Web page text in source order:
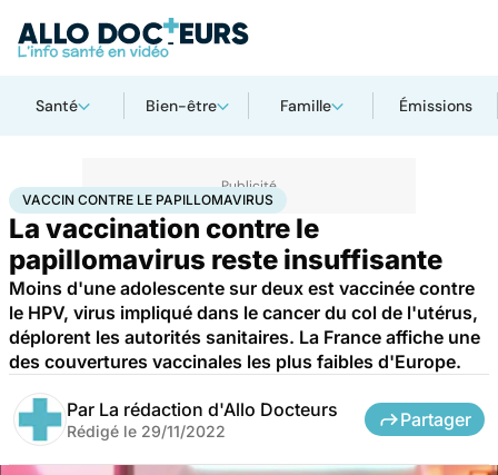
Santé Bien-être Famille Émissions
AccueilSantéMaladiesCancerVaccin contre le papillomavirus
VACCIN CONTRE LE PAPILLOMAVIRUS
La vaccination contre le
papillomavirus reste insuffisante
Moins d'une adolescente sur deux est vaccinée contre
le HPV, virus impliqué dans le cancer du col de l'utérus,
déplorent les autorités sanitaires. La France affiche une
des couvertures vaccinales les plus faibles d'Europe.
Par La rédaction d'Allo Docteurs
Rédigé le 29/11/2022
Partager